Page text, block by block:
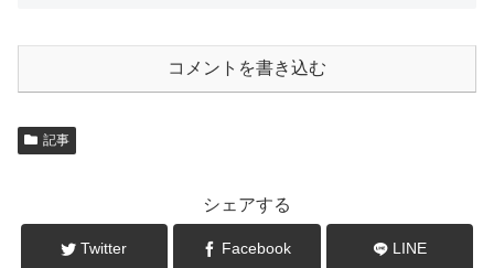
コメントを書き込む
記事
シェアする
Twitter Facebook LINE